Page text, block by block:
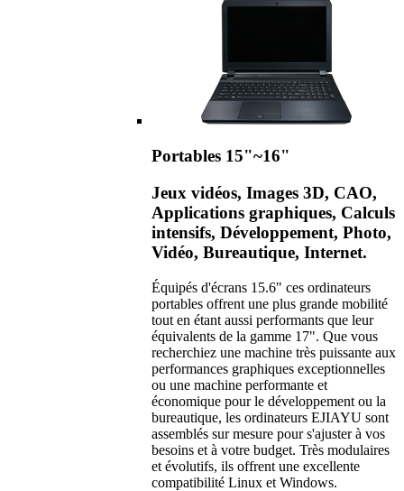
Portables 15"~16"
Jeux vidéos, Images 3D, CAO,
Applications graphiques, Calculs
intensifs, Développement, Photo,
Vidéo, Bureautique, Internet.
Équipés d'écrans 15.6" ces ordinateurs
portables offrent une plus grande mobilité
tout en étant aussi performants que leur
équivalents de la gamme 17". Que vous
recherchiez une machine très puissante aux
performances graphiques exceptionnelles
ou une machine performante et
économique pour le développement ou la
bureautique, les ordinateurs EJIAYU sont
assemblés sur mesure pour s'ajuster à vos
besoins et à votre budget. Très modulaires
et évolutifs, ils offrent une excellente
compatibilité Linux et Windows.